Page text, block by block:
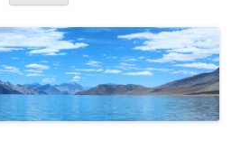
ン
ツ
へ
ス
キ
ッ
プ